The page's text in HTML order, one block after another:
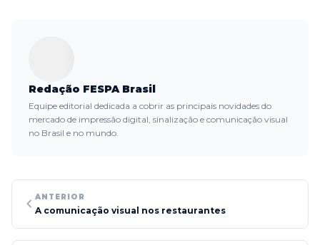
Redação FESPA Brasil
Equipe editorial dedicada a cobrir as principais novidades do
mercado de impressão digital, sinalização e comunicação visual
no Brasil e no mundo.
ANTERIOR
A comunicação visual nos restaurantes